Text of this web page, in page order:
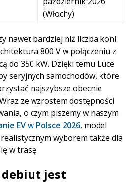
(Włochy)
nawet bardziej niż liczba koni
800 V w połączeniu z
do 350 kW. Dzięki temu Luce
seryjnych samochodów, które
najszybsze obecnie
ze wzrostem dostępności
o czym piszemy w naszym
EV w Polsce 2026, model
wyborem także dla
w trasę.
debiut jest